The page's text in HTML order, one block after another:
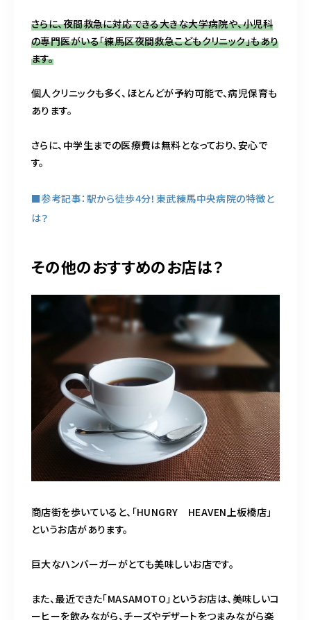
さらに、夜間救急に対応できる大きな大学病院や、小児科
の専門医がいる「練馬区夜間救急こどもクリニック」もあり
ます。
個人クリニックも多く、ほとんどが予約可能で、病児保育も
あります。
さらに、中学生までの医療費は無料となっており、安心で
す。
■参考記事：駅から徒歩4分！東武練馬中央病院の特徴と
は？
その他のおすすめのお店は？
商店街を歩いていると、「HUNGRY HEAVEN上板橋店」
というお店があります。
巨大なハンバーガーがとても美味しいお店です。
また、最近できた「MASAMOTO」というお店は、美味しいコ
ーヒーを飲みながら、チーズやデザートをつまみながら楽